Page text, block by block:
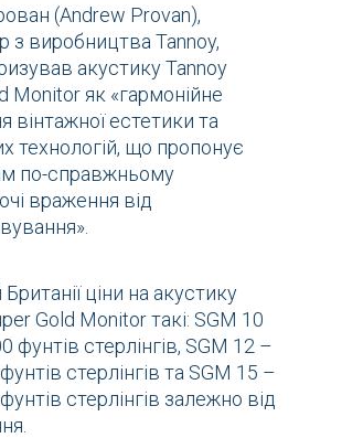
(Andrew Provan),
з виробництва Tannoy,
акустику Tannoy
Monitor як «гармонійне
вінтажної естетики та
технологій, що пропонує
по-справжньому
враження від
ціни на акустику
Gold Monitor такі: SGM 10
фунтів стерлінгів, SGM 12 –
стерлінгів та SGM 15 –
стерлінгів залежно від